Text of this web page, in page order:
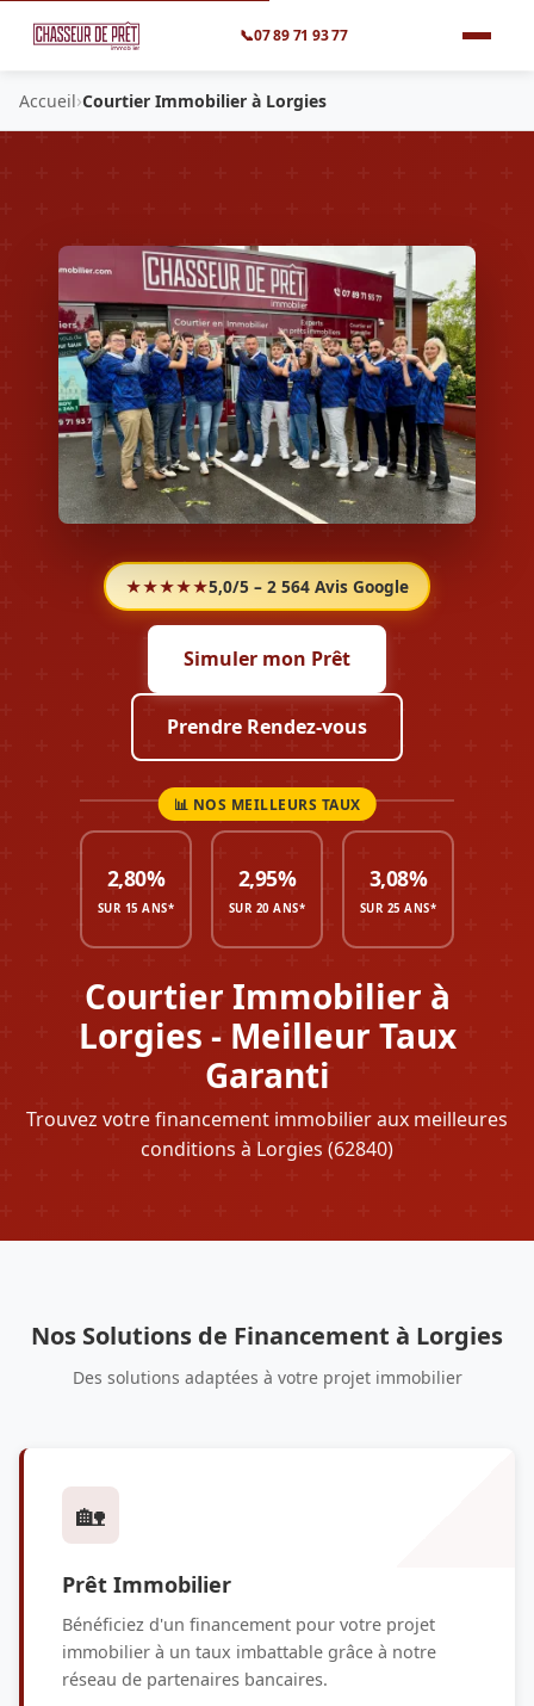
📞07 89 71 93 77
Accueil›Courtier Immobilier à Lorgies
★★★★★5,0/5 – 2 564 Avis Google
Courtier Immobilier à
Lorgies - Meilleur Taux
Garanti
Trouvez votre financement immobilier aux meilleures
conditions à Lorgies (62840)
Simuler mon Prêt
Prendre Rendez-vous
2,80%
SUR 15 ANS*
2,95%
SUR 20 ANS*
3,08%
SUR 25 ANS*
Nos Solutions de Financement à Lorgies
Des solutions adaptées à votre projet immobilier
🏡
Prêt Immobilier
Bénéficiez d'un financement pour votre projet
immobilier à un taux imbattable grâce à notre
réseau de partenaires bancaires.